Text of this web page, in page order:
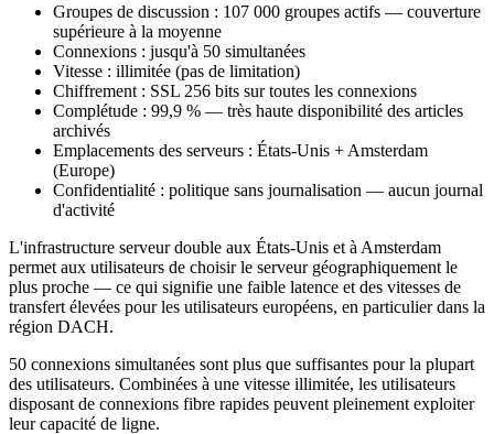
Groupes de discussion : 107 000 groupes actifs — couverture
supérieure à la moyenne
Connexions : jusqu'à 50 simultanées
Vitesse : illimitée (pas de limitation)
Chiffrement : SSL 256 bits sur toutes les connexions
Complétude : 99,9 % — très haute disponibilité des articles
archivés
Emplacements des serveurs : États-Unis + Amsterdam
(Europe)
Confidentialité : politique sans journalisation — aucun journal
d'activité
L'infrastructure serveur double aux États-Unis et à Amsterdam
permet aux utilisateurs de choisir le serveur géographiquement le
plus proche — ce qui signifie une faible latence et des vitesses de
transfert élevées pour les utilisateurs européens, en particulier dans la
région DACH.
50 connexions simultanées sont plus que suffisantes pour la plupart
des utilisateurs. Combinées à une vitesse illimitée, les utilisateurs
disposant de connexions fibre rapides peuvent pleinement exploiter
leur capacité de ligne.